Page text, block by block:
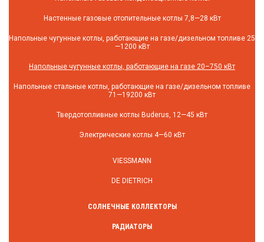
Настенные газовые отопительные котлы 7,8—28 кВт
Напольные чугунные котлы, работающие на газе/дизельном топливе 25
—1200 кВт
Напольные чугунные котлы, работающие на газе 20–750 кВт
Напольные стальные котлы, работающие на газе/дизельном топливе
71—19200 кВт
Твердотопливные котлы Buderus, 12—45 кВт
Электрические котлы 4—60 кВт
VIESSMANN
DE DIETRICH
СОЛНЕЧНЫЕ КОЛЛЕКТОРЫ
РАДИАТОРЫ